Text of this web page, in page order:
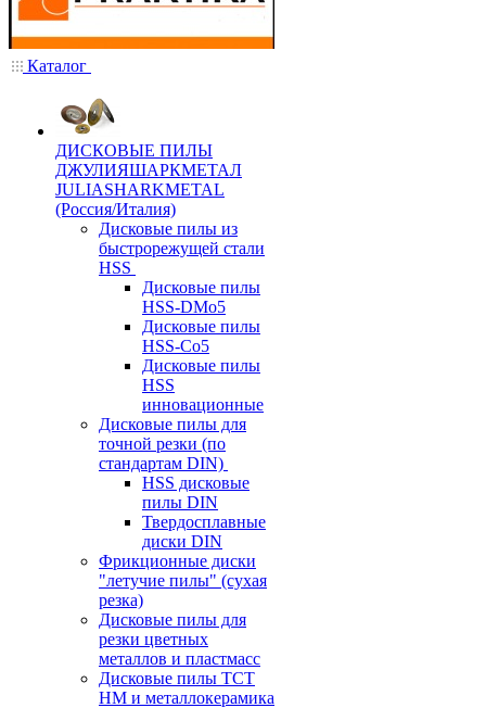
Каталог
ДИСКОВЫЕ ПИЛЫ
ДЖУЛИЯШАРКМЕТАЛ
JULIASHARKMETAL
(Россия/Италия)
Дисковые пилы из
быстрорежущей стали
HSS
Дисковые пилы
HSS-DMo5
Дисковые пилы
HSS-Co5
Дисковые пилы
HSS
инновационные
Дисковые пилы для
точной резки (по
стандартам DIN)
HSS дисковые
пилы DIN
Твердосплавные
диски DIN
Фрикционные диски
"летучие пилы" (сухая
резка)
Дисковые пилы для
резки цветных
металлов и пластмасс
Дисковые пилы ТСТ
НМ и металлокерамика